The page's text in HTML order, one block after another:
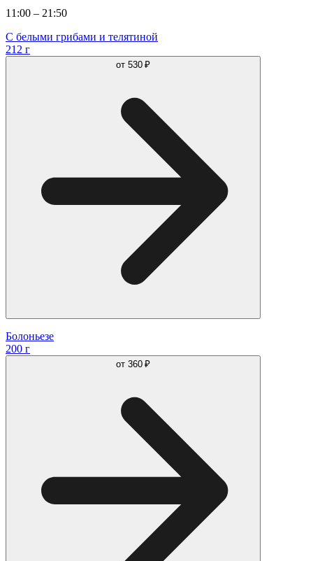
11:00 – 21:50
С белыми грибами и телятиной
212 г
от 530 ₽
Болоньезе
200 г
от 360 ₽